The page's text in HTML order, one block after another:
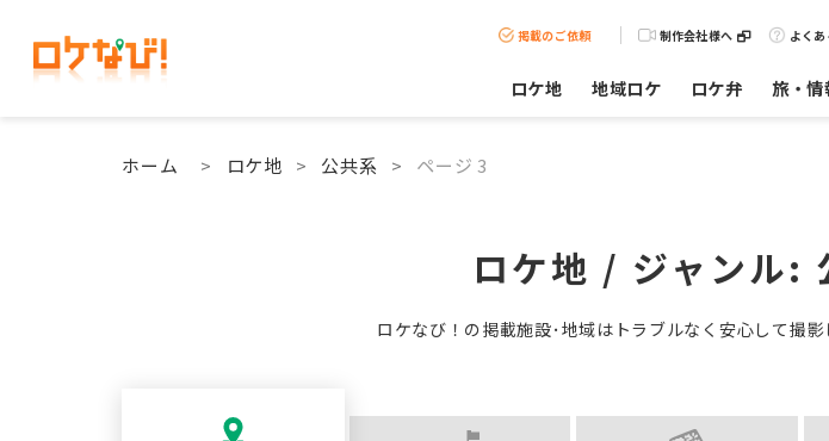
掲載のご依頼 制作会社様へ よく
ロケ地 地域ロケ ロケ弁 旅・情
ホーム > ロケ地 > 公共系 > ページ 3
ロケ地 / ジャンル:
ロケなび！の掲載施設･地域はトラブルなく安心して撮